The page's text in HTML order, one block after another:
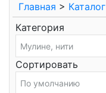
Главная > Каталог
Категория
Сортировать